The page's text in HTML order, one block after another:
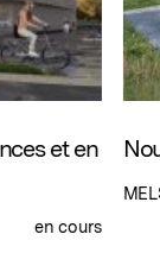
et en
en cours